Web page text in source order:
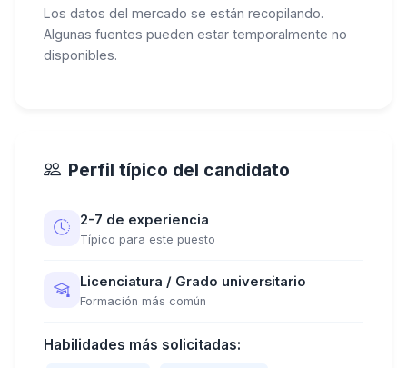
Los datos del mercado se están recopilando.
Algunas fuentes pueden estar temporalmente no
disponibles.
Perfil típico del candidato
2-7 de experiencia
Típico para este puesto
Licenciatura / Grado universitario
Formación más común
Habilidades más solicitadas: